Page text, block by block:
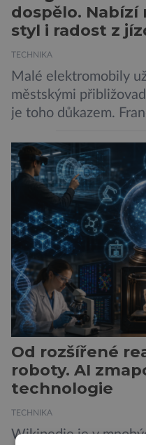
dospělo.
styl i radost z
TECHNIKA
Malé elektromobily
městskými
je toho důkazem.
dojezd a modernější
ukazuje, že i
autem, se kterým
města Peugeot se
černého už […]
Od rozšířené
roboty. AI
technologie
TECHNIKA
Wikipedie je v